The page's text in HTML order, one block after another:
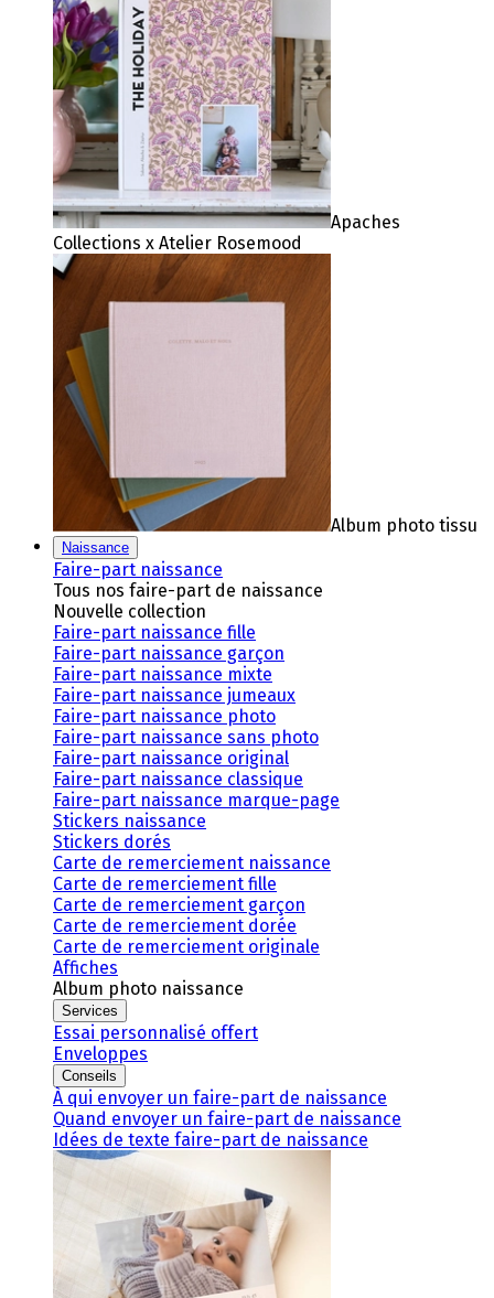
Apaches
Collections x Atelier Rosemood
Album photo tissu
Naissance
Faire-part naissance
Tous nos faire-part de naissance
Nouvelle collection
Faire-part naissance fille
Faire-part naissance garçon
Faire-part naissance mixte
Faire-part naissance jumeaux
Faire-part naissance photo
Faire-part naissance sans photo
Faire-part naissance original
Faire-part naissance classique
Faire-part naissance marque-page
Stickers naissance
Stickers dorés
Carte de remerciement naissance
Carte de remerciement fille
Carte de remerciement garçon
Carte de remerciement dorée
Carte de remerciement originale
Affiches
Album photo naissance
Services
Essai personnalisé offert
Enveloppes
Conseils
À qui envoyer un faire-part de naissance
Quand envoyer un faire-part de naissance
Idées de texte faire-part de naissance